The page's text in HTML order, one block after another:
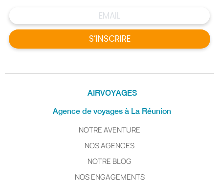
AIRVOYAGES
Agence de voyages à La Réunion
NOTRE AVENTURE
NOS AGENCES
NOTRE BLOG
NOS ENGAGEMENTS
S’INSCRIRE